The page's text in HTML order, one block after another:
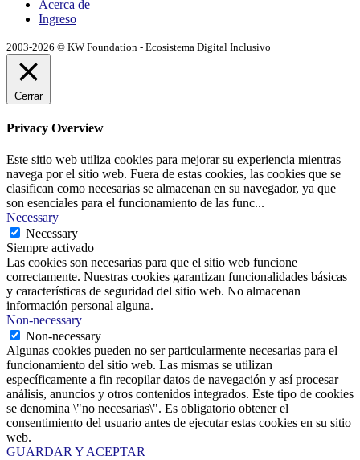
Acerca de
Ingreso
2003-2026 © KW Foundation - Ecosistema Digital Inclusivo
Cerrar
Privacy Overview
Este sitio web utiliza cookies para mejorar su experiencia mientras
navega por el sitio web. Fuera de estas cookies, las cookies que se
clasifican como necesarias se almacenan en su navegador, ya que
son esenciales para el funcionamiento de las func...
Necessary
Necessary
Siempre activado
Las cookies son necesarias para que el sitio web funcione
correctamente. Nuestras cookies garantizan funcionalidades básicas
y características de seguridad del sitio web. No almacenan
información personal alguna.
Non-necessary
Non-necessary
Algunas cookies pueden no ser particularmente necesarias para el
funcionamiento del sitio web. Las mismas se utilizan
específicamente a fin recopilar datos de navegación y así procesar
análisis, anuncios y otros contenidos integrados. Este tipo de cookies
se denomina \"no necesarias\". Es obligatorio obtener el
consentimiento del usuario antes de ejecutar estas cookies en su sitio
web.
GUARDAR Y ACEPTAR